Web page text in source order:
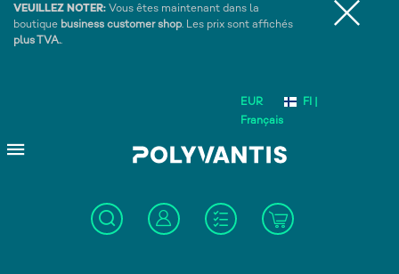
VEUILLEZ NOTER: Vous êtes maintenant dans la
boutique business customer shop. Les prix sont affichés
plus TVA..
EUR
FI |
Français